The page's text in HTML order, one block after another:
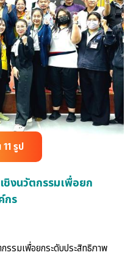
รูป
ชิงนวัตกรรมเพื่อยก
กร
รรมเพื่อยกระดับประสิทธิภาพ